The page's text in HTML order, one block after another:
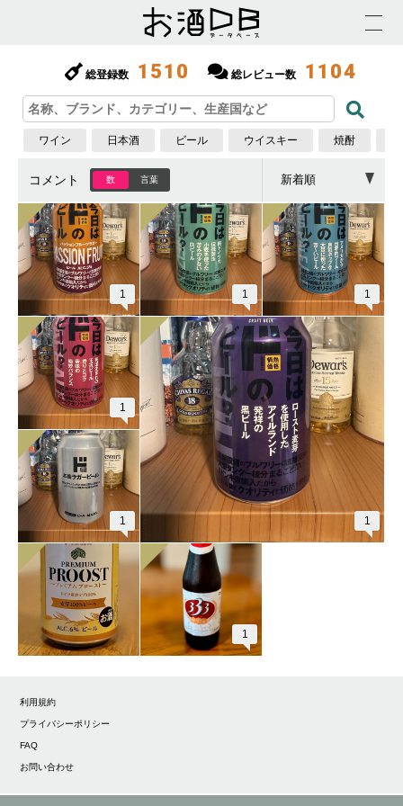
総登録数 1510 総レビュー数 1104
ワイン 日本酒 ビール ウイスキー 焼酎
コメント 数 言葉
1 1 1
1
1
1
1
利用規約
プライバシーポリシー
FAQ
お問い合わせ